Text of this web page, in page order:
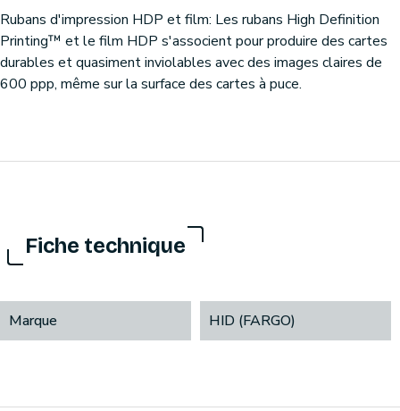
Rubans d'impression HDP et film: Les rubans High Definition
Printing™ et le film HDP s'associent pour produire des cartes
durables et quasiment inviolables avec des images claires de
600 ppp, même sur la surface des cartes à puce.
Fiche technique
Marque HID (FARGO)